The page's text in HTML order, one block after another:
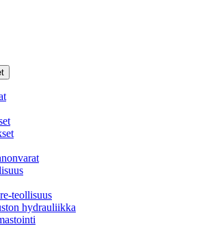
teollisuus
hydrauliikka